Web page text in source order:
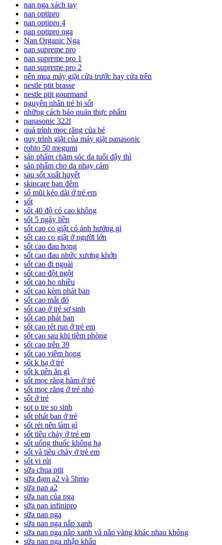
nan nga xách tay
nan optipro
nan optipro 4
nan optipro nga
Nan Organic Nga
nan supreme pro
nan supreme pro 1
nan supreme pro 2
nên mua máy giặt cửa trước hay cửa trên
nestle ptit brasse
nestle ptit gourmand
nguyên nhân trẻ bị sốt
những cách bảo quản thực phẩm
panasonic 322l
quá trình mọc răng của bé
quy trình giặt của máy giặt panasonic
rohto 50 megumi
sản phẩm chăm sóc da tuổi dậy thì
sản phẩm cho da nhạy cảm
sau sốt xuất huyết
skincare ban đêm
sổ mũi kéo dài ở trẻ em
sốt
sốt 40 độ có cao không
sốt 5 ngày liền
sốt cao co giật có ảnh hưởng gì
sốt cao co giật ở người lớn
sốt cao đau họng
sốt cao đau nhức xương khớp
sốt cao đi ngoài
sốt cao đột ngột
sốt cao ho nhiều
sốt cao kèm phát ban
sốt cao mắt đỏ
sốt cao ở trẻ sơ sinh
sốt cao phát ban
sốt cao rét run ở trẻ em
sốt cao sau khi tiêm phòng
sốt cao trên 39
sốt cao viêm họng
sốt k hạ ở trẻ
sốt k nên ăn gì
sốt mọc răng hàm ở trẻ
sốt mọc răng ở trẻ nhỏ
sốt ở trẻ
sot o tre so sinh
sốt phát ban ở trẻ
sốt rét nên làm gì
sốt tiêu chảy ở trẻ em
sốt uống thuốc không hạ
sốt và tiêu chảy ở trẻ em
sốt vi rút
sữa chua ptit
sữa đạm a2 và 5hmo
sữa nan a2
sữa nan của nga
sữa nan infinipro
sữa nan nga
sữa nan nga nắp xanh
sữa nan nga nắp xanh và nắp vàng khác nhau không
sữa nan nga nhập khẩu